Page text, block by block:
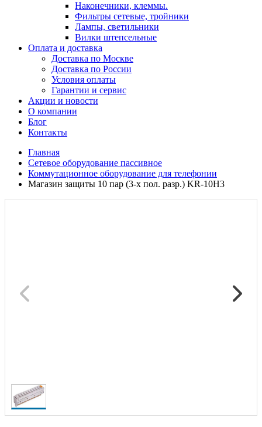
Наконечники, клеммы.
Фильтры сетевые, тройники
Лампы, светильники
Вилки штепсельные
Оплата и доставка
Доставка по Москве
Доставка по России
Условия оплаты
Гарантии и сервис
Акции и новости
О компании
Блог
Контакты
Главная
Сетевое оборудование пассивное
Коммутационное оборудование для телефонии
Магазин защиты 10 пар (3-х пол. разр.) KR-10H3